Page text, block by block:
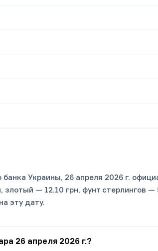
Украины, 26 апреля 2026 г.
злотый — 12.10 грн, фунт стерлингов
эту дату.
26 апреля 2026 г.?